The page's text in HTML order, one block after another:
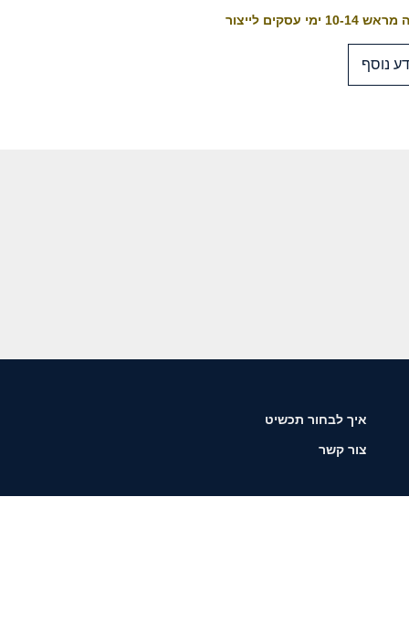
14 ימי עסקים לייצור
נוסף
איך לבחור תכשיט
צור קשר